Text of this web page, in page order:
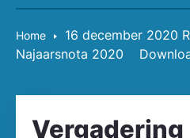
Home
16 december 2020
Najaarsnota 2020
Vergadering